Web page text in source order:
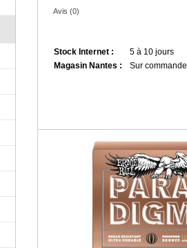
Avis (0)
Stock Internet :
5 à 10 jours
Magasin Nantes :
Sur commande